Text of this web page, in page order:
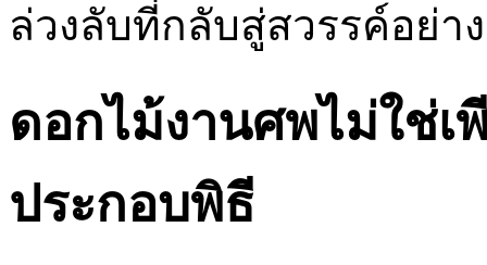
ล่วงลับที่กลับสู่สวรรค์อย่า
ดอกไม้งานศพไม่ใช่เ
ประกอบพิธี